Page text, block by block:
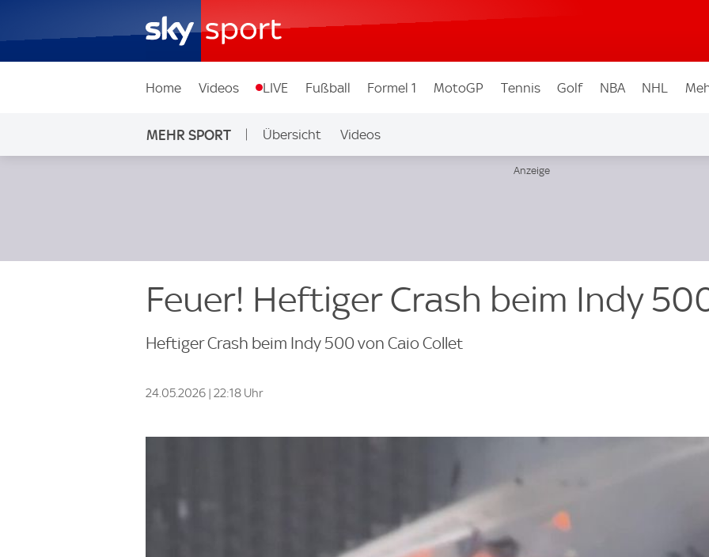
Home Videos LIVE Fußball Formel 1 MotoGP Tennis Golf NBA NHL
MEHR SPORT Übersicht Videos
Feuer! Heftiger Crash beim Indy
Heftiger Crash beim Indy 500 von Caio Collet
24.05.2026 | 22:18 Uhr